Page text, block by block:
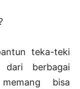
teka-teki
dari berbagai
bisa